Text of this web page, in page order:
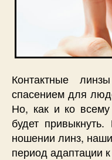
Контактные
спасением для
Но, как и ко
будет
ношении линз,
период адаптации